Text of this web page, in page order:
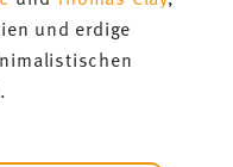
und erdige